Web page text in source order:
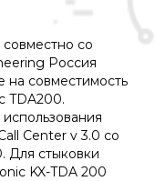
со
Россия
на совместимость
TDA200.
Center v 3.0 со
Для стыковки
KX-TDA 200